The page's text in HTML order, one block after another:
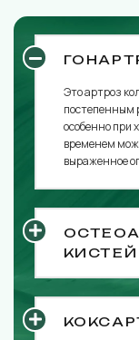
Это артроз
постепенным
особенно при
временем
выраженное
КИСТЕЙ